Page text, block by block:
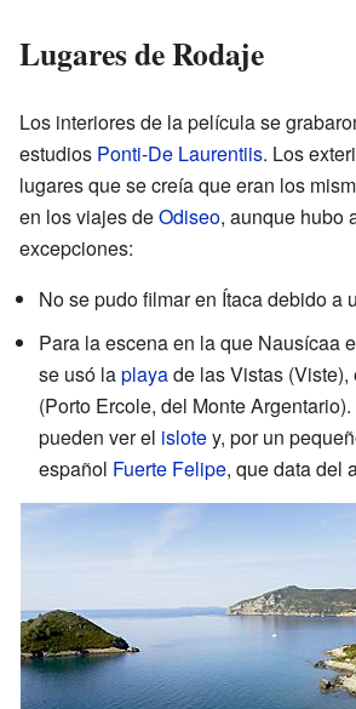
Lugares de Rodaje
Los interiores de la película se
estudios Ponti-De Laurentiis. Los
lugares que se creía que eran los
en los viajes deOdiseo, aunque hubo
excepciones:
No se pudo filmar en Ítaca debido a
Para la escena en la que Nausícaa
se usó laplayade las Vistas
(Porto Ercole, del Monte
pueden ver el islotey, por un
español Fuerte Felipe, que data del